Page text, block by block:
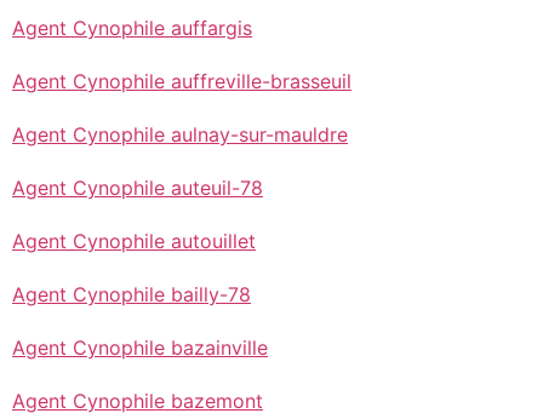
Agent Cynophile auffargis
Agent Cynophile auffreville-brasseuil
Agent Cynophile aulnay-sur-mauldre
Agent Cynophile auteuil-78
Agent Cynophile autouillet
Agent Cynophile bailly-78
Agent Cynophile bazainville
Agent Cynophile bazemont